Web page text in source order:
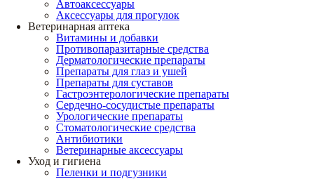
Автоаксессуары
Аксессуары для прогулок
Ветеринарная аптека
Витамины и добавки
Противопаразитарные средства
Дерматологические препараты
Препараты для глаз и ушей
Препараты для суставов
Гастроэнтерологические препараты
Сердечно-сосудистые препараты
Урологические препараты
Стоматологические средства
Антибиотики
Ветеринарные аксессуары
Уход и гигиена
Пеленки и подгузники